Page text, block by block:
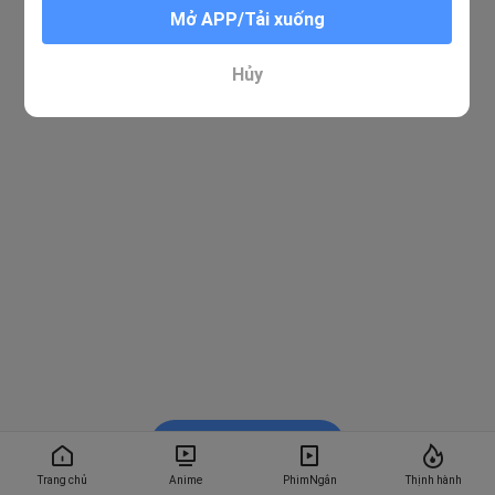
Trang chủ Anime PhimNgắn Thịnh hành
Mở APP/Tải xuống
Hủy
Xem trong BiliBili